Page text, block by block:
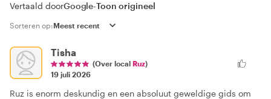
Vertaald doorGoogle-Toon origineel
Sorteren op:
Tisha
(Over local Ruz)
19 juli 2026
Ruz is enorm deskundig en een absoluut geweldige gids om